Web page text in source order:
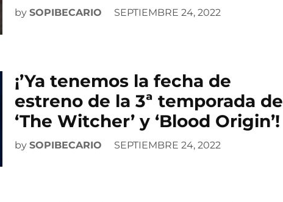
by SOPIBECARIO SEPTIEMBRE 24, 2022
¡’Ya tenemos la fecha de
estreno de la 3ª temporada de
‘The Witcher’ y ‘Blood Origin’!
by SOPIBECARIO SEPTIEMBRE 24, 2022